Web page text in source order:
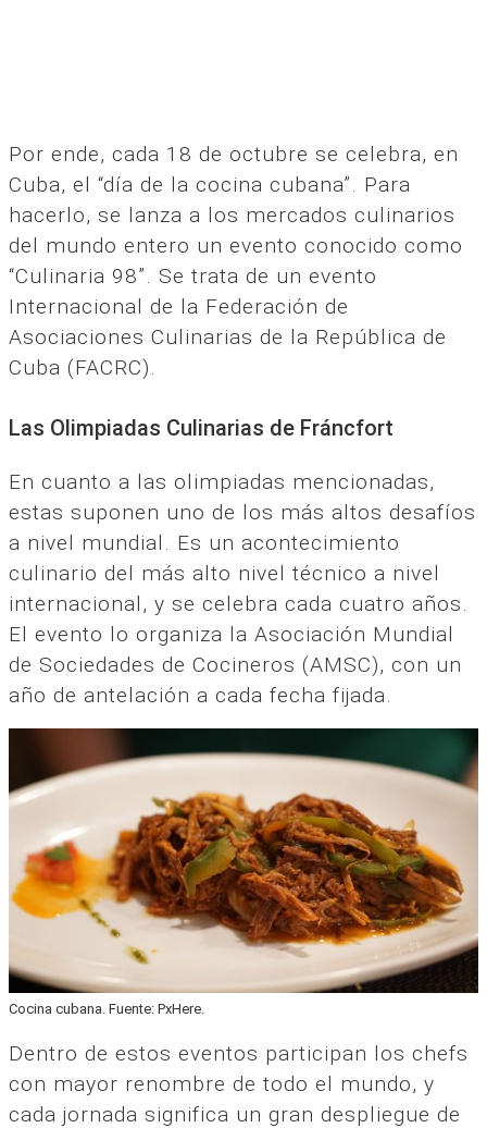
Por ende, cada 18 de octubre se celebra, en
Cuba, el “día de la cocina cubana”. Para
hacerlo, se lanza a los mercados culinarios
del mundo entero un evento conocido como
“Culinaria 98”. Se trata de un evento
Internacional de la Federación de
Asociaciones Culinarias de la República de
Cuba (FACRC).
Las Olimpiadas Culinarias de Fráncfort
En cuanto a las olimpiadas mencionadas,
estas suponen uno de los más altos desafíos
a nivel mundial. Es un acontecimiento
culinario del más alto nivel técnico a nivel
internacional, y se celebra cada cuatro años.
El evento lo organiza la Asociación Mundial
de Sociedades de Cocineros (AMSC), con un
año de antelación a cada fecha fijada.
Cocina cubana. Fuente: PxHere.
Dentro de estos eventos participan los chefs
con mayor renombre de todo el mundo, y
cada jornada significa un gran despliegue de